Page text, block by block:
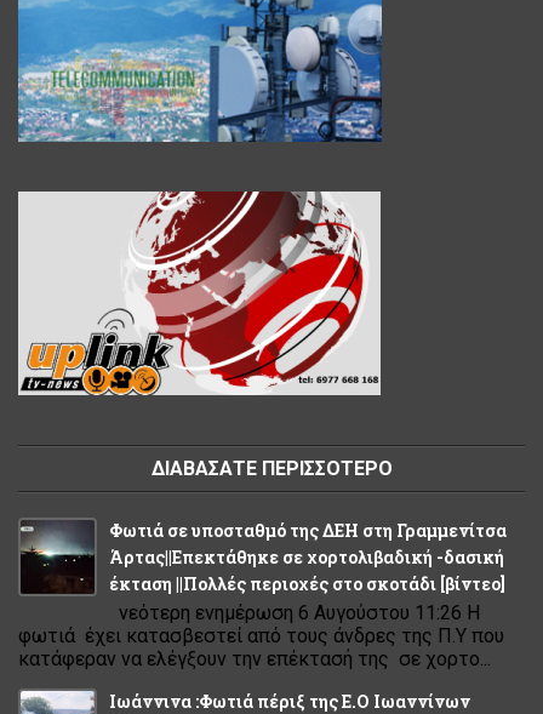
ΔΙΑΒΑΣΑΤΕ ΠΕΡΙΣΣΟΤΕΡΟ
Φωτιά σε υποσταθμό της ΔΕΗ στη Γραμμενίτσα
Άρτας||Επεκτάθηκε σε χορτολιβαδική -δασική
έκταση ||Πολλές περιοχές στο σκοτάδι [βίντεο]
νεότερη ενημέρωση 6 Αυγούστου 11:26 Η
φωτιά έχει κατασβεστεί από τους άνδρες της Π.Υ που
κατάφεραν να ελέγξουν την επέκτασή της σε χορτο...
Ιωάννινα :Φωτιά πέριξ της Ε.Ο Ιωαννίνων